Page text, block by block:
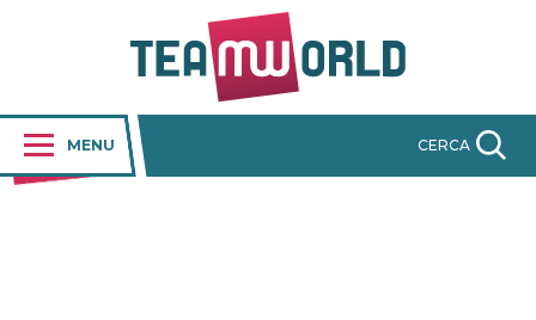
MENU CERCA